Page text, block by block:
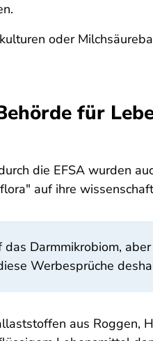
oder
für
die EFSA wurden
auf ihre
Darmmikrobiom,
Werbesprüche
aus Roggen,